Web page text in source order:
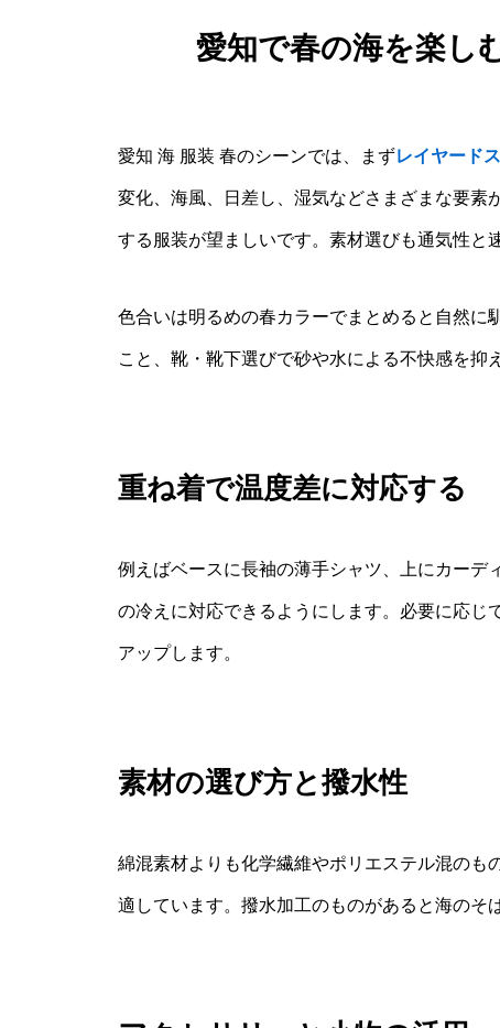
愛知で春の海を楽し
愛知 海 服装 春のシーンでは、まずレイヤード
変化、海風、日差し、湿気などさまざまな要素
する服装が望ましいです。素材選びも通気性と
色合いは明るめの春カラーでまとめると自然に
こと、靴・靴下選びで砂や水による不快感を抑
重ね着で温度差に対応する
例えばベースに長袖の薄手シャツ、上にカーデ
の冷えに対応できるようにします。必要に応じ
アップします。
素材の選び方と撥水性
綿混素材よりも化学繊維やポリエステル混のも
適しています。撥水加工のものがあると海のそ